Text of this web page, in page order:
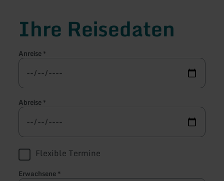
Ihre Reisedaten
Anreise*
Abreise*
Flexible Termine
Erwachsene*